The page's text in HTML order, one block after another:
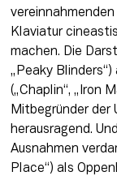
Klaviatur
machen. Die
„Peaky
(„Chaplin“, „Iron
Mitbegründer der
herausragend.
Ausnahmen
Place“) als